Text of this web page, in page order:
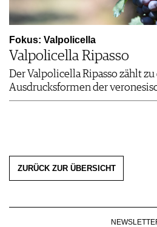
Fokus: Valpolicella
Valpolicella Ripasso
Der Valpolicella Ripasso zählt
Ausdrucksformen der
ZURÜCK ZUR ÜBERSICHT